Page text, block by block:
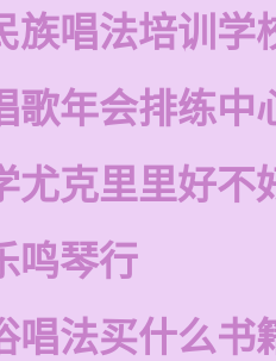
族唱法培训学
歌年会排练中
尤克里里好不
鸣琴行
唱法买什么书